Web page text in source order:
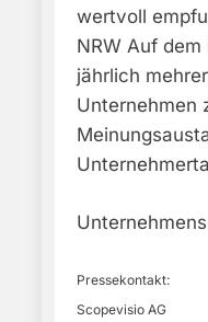
wertvoll
NRW Auf
jährlich
Unternehmen
Pressekontakt:
Scopevisio AG